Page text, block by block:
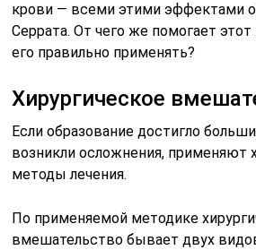
крови — всеми этими эффектами
Серрата. От чего же помогает
его правильно применять?
Хирургическое
Если образование достигло
возникли осложнения, применяют
методы лечения.
По применяемой методике
вмешательство бывает двух